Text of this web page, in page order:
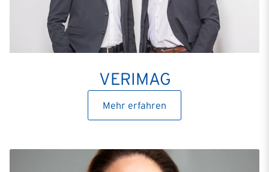
VERIMAG
Mehr erfahren